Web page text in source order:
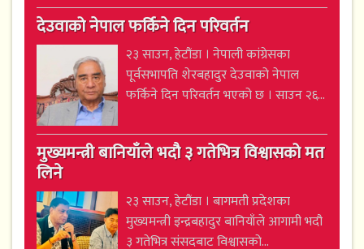
देउवाको नेपाल फर्किने दिन परिवर्तन
२३ साउन, हेटौंडा । नेपाली कांग्रेसका
पूर्वसभापति शेरबहादुर देउवाको नेपाल
फर्किने दिन परिवर्तन भएको छ । साउन २६...
मुख्यमन्त्री बानियाँले भदौ ३ गतेभित्र विश्वासको मत
लिने
२३ साउन, हेटौंडा । बागमती प्रदेशका
मुख्यमन्त्री इन्द्रबहादुर बानियाँले आगामी भदौ
३ गतेभित्र संसदबाट विश्वासको...